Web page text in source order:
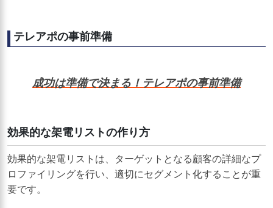
テレアポの事前準備
成功は準備で決まる！テレアポの事前準備
効果的な架電リストの作り方
効果的な架電リストは、ターゲットとなる顧客の詳細なプ
ロファイリングを行い、適切にセグメント化することが重
要です。